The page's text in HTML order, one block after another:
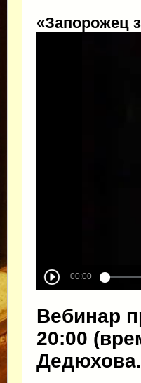
«Запорожец
Вебинар
20:00
Дедюхова.